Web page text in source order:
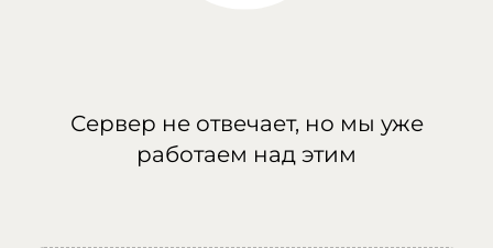
Сервер не отвечает, но мы уже
работаем над этим